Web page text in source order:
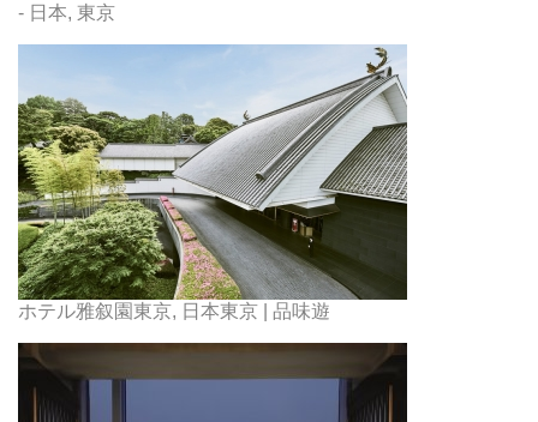
- 日本, 東京
ホテル雅叙園東京, 日本東京 | 品味遊